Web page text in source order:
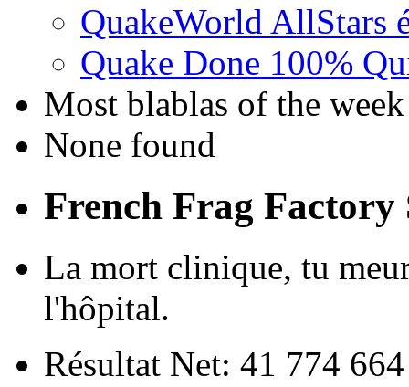
QuakeWorld AllStars
Quake Done 100%
Most blablas of the week
None found
French Frag Factory
La mort clinique, tu
l'hôpital.
Résultat Net: 41 774